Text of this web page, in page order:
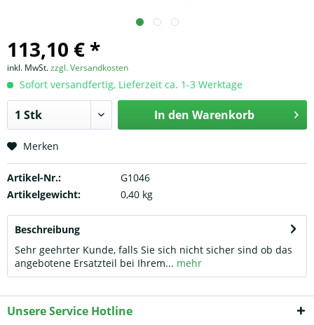
113,10 € *
inkl. MwSt.zzgl. Versandkosten
Sofort versandfertig, Lieferzeit ca. 1-3 Werktage
In den Warenkorb
Merken
Artikel-Nr.:
G1046
Artikelgewicht:
0,40 kg
Beschreibung
Sehr geehrter Kunde, falls Sie sich nicht sicher sind ob das
angebotene Ersatzteil bei Ihrem... mehr
Unsere Service Hotline